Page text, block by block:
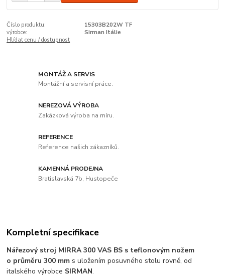
Číslo produktu:
15303B202W TF
výrobce:
Sirman Itálie
Hlídat cenu / dostupnost
MONTÁŽ A SERVIS
Montážní a servisní práce.
NEREZOVÁ VÝROBA
Zakázková výroba na míru.
REFERENCE
Reference našich zákazníků.
KAMENNÁ PRODEJNA
Bratislavská 7b, Hustopeče
Kompletní specifikace
Nářezový stroj MIRRA 300 VAS BS s teflonovým nožem
o průměru 300 mm s uložením posuvného stolu rovně, od
italského výrobce SIRMAN.